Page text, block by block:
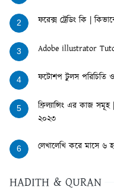
2 ফরেক্স ট্রেডিং কি |
3 Adobe illustrator
4 ফটোশপ টুলস পরিচিতি
5
ফ্রিল্যান্সিং এর কাজ সমূহ
২০২৩
6 লেখালেখি করে মাসে ৬
HADITH & QURAN